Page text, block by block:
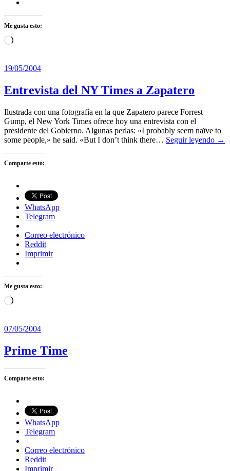
Me gusta esto:
Cargando...
19/05/2004
Entrevista del NY Times a Zapatero
Ilustrada con una fotografía en la que Zapatero parece Forrest
Gump, el New York Times ofrece hoy una entrevista con el
presidente del Gobierno. Algunas perlas: «I probably seem naïve to
some people,» he said. «But I don’t think there… Seguir leyendo →
Comparte esto:
WhatsApp
Telegram
Correo electrónico
Reddit
Imprimir
Me gusta esto:
Cargando...
07/05/2004
Prime Time
Comparte esto:
WhatsApp
Telegram
Correo electrónico
Reddit
Imprimir